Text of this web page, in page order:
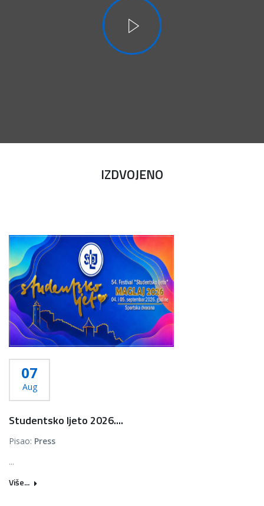
IZDVOJENO
07
Aug
Studentsko ljeto 2026....
Pisao: Press
...
Više...